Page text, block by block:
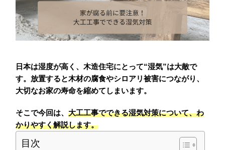
日本は湿度が高く、木造住宅にとって“湿気”は大敵で
す。放置すると木材の腐食やシロアリ被害につながり、
大切なお家の寿命を縮めてしまいます。
そこで今回は、大工工事でできる湿気対策について、わ
かりやすく解説します。
目次